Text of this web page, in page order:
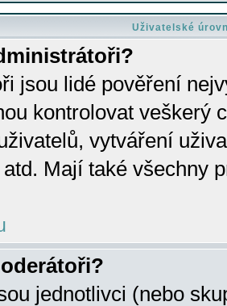
Uživatelské
jsou lidé pověření
kontrolovat veškerý
vytváření
Mají také všechny
jednotlivci (nebo